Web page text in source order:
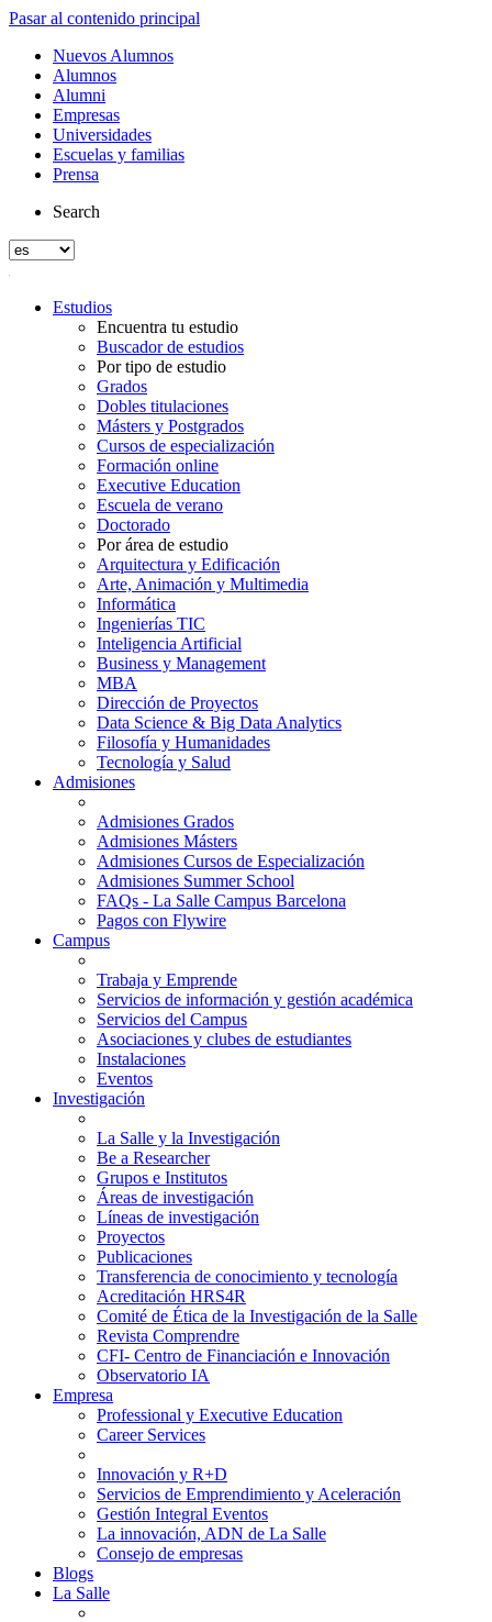
Pasar al contenido principal
Nuevos Alumnos
Alumnos
Alumni
Empresas
Universidades
Escuelas y familias
Prensa
Search
Estudios
Encuentra tu estudio
Buscador de estudios
Por tipo de estudio
Grados
Dobles titulaciones
Másters y Postgrados
Cursos de especialización
Formación online
Executive Education
Escuela de verano
Doctorado
Por área de estudio
Arquitectura y Edificación
Arte, Animación y Multimedia
Informática
Ingenierías TIC
Inteligencia Artificial
Business y Management
MBA
Dirección de Proyectos
Data Science & Big Data Analytics
Filosofía y Humanidades
Tecnología y Salud
Admisiones
Admisiones Grados
Admisiones Másters
Admisiones Cursos de Especialización
Admisiones Summer School
FAQs - La Salle Campus Barcelona
Pagos con Flywire
Campus
Trabaja y Emprende
Servicios de información y gestión académica
Servicios del Campus
Asociaciones y clubes de estudiantes
Instalaciones
Eventos
Investigación
La Salle y la Investigación
Be a Researcher
Grupos e Institutos
Áreas de investigación
Líneas de investigación
Proyectos
Publicaciones
Transferencia de conocimiento y tecnología
Acreditación HRS4R
Comité de Ética de la Investigación de la Salle
Revista Comprendre
CFI- Centro de Financiación e Innovación
Observatorio IA
Empresa
Professional y Executive Education
Career Services
Innovación y R+D
Servicios de Emprendimiento y Aceleración
Gestión Integral Eventos
La innovación, ADN de La Salle
Consejo de empresas
Blogs
La Salle